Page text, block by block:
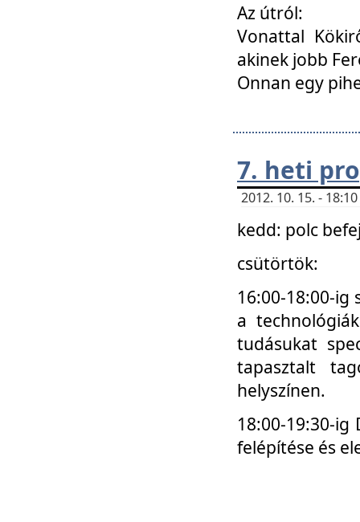
Az útról:
Vonattal
akinek jobb
Onnan egy
7. heti
2012. 10. 15. -
kedd: polc
csütörtök:
16:00-18:00-
a
tudásukat
tapasztalt
helyszínen.
18:00-19:30-
felépítése és